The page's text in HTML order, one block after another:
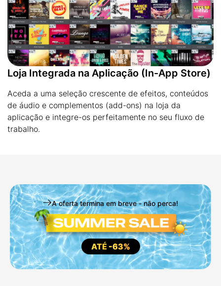
Loja Integrada na Aplicação (In-App Store)
Aceda a uma seleção crescente de efeitos, conteúdos
de áudio e complementos (add-ons) na loja da
aplicação e integre-os perfeitamente no seu fluxo de
trabalho.
A oferta termina em breve - não perca!
ATÉ -63%